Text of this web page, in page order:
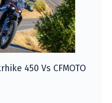
450 Vs CFMOTO